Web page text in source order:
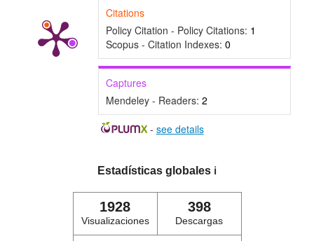
Citations
Policy Citation - Policy Citations: 1
Scopus - Citation Indexes: 0
Captures
Mendeley - Readers: 2
- see details
Estadísticas globales ℹ️
1928
Visualizaciones
398
Descargas